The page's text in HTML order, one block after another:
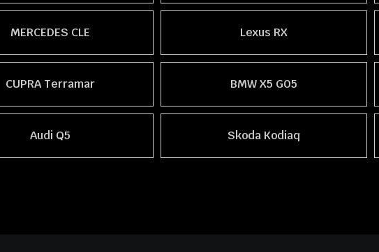
MERCEDES CLE Lexus RX
CUPRA Terramar BMW X5 G05
Audi Q5 Skoda Kodiaq